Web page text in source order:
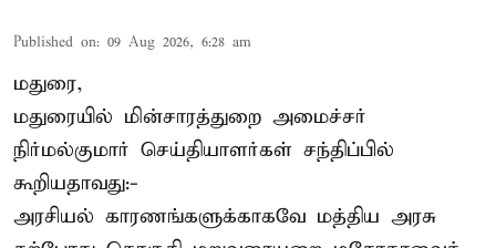
Published on: 09 Aug 2026, 6:28 am
மதுரை,
மதுரையில் மின்சாரத்துறை அமைச்சர்
நிர்மல்குமார் செய்தியாளர்கள் சந்திப்பில்
கூறியதாவது:-
அரசியல் காரணங்களுக்காகவே மத்திய அரசு